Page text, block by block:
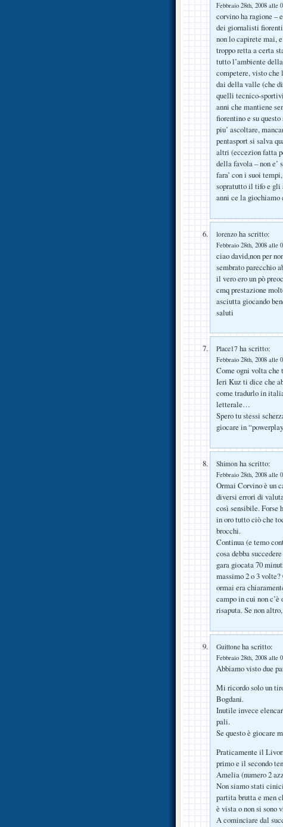
Febbraio 28th, 2008 alle
corvino ha ragione –
dei giornalisti
non lo capirete mai,
troppo retta a certa
tutto l’ambiente
competere, visto che
dai della valle (che
quelli tecnico-sportivi
anni che mantiene
fiorentino e su
piu’ ascoltare,
pentasport si salva
altri (eccezion fatta
della favola – non e’
fara’ con i suoi
sopratutto il tifo e gli
anni ce la giochiamo
lorenzo ha scritto:
Febbraio 28th, 2008 alle
ciao david,non per
sembrato parecchio
il vero ero un pò
cmq prestazione
asciutta giocando
saluti
Place17 ha scritto:
Febbraio 28th, 2008 alle
Come ogni volta
Ieri Kuz ti dice che
come tradurlo in
letterale…
Spero tu stessi
giocare in
Shimon ha scritto:
Febbraio 28th, 2008 alle
Ormai Corvino è un
diversi errori di
così sensibile. Forse
in oro tutto ciò che
brocchi.
Continua (e temo
cosa debba
gara giocata 70
massimo 2 o 3
ormai era
campo in cui non
risaputa. Se non
Guittone ha scritto:
Febbraio 28th, 2008 alle
Abbiamo visto due
Mi ricordo solo un
Bogdani.
Inutile invece
pali.
Se questo è giocare
Praticamente il
primo e il secondo
Amelia (numero 2
Non siamo stati
partita brutta e men
è vista o non si sono
A cominciare dal